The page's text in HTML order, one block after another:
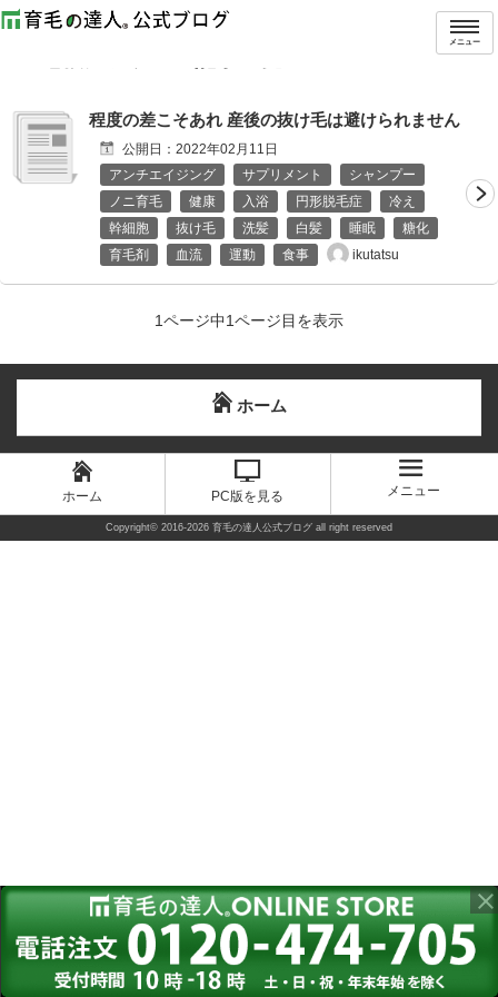
メニュー
トップ タグ：毛根にフケ
程度の差こそあれ 産後の抜け毛は避けられません
公開日： 2022年02月11日
アンチエイジング
サプリメント
シャンプー
ノニ育毛
健康 入浴 円形脱毛症
冷え
幹細胞
抜け毛 洗髪 白髪 睡眠
糖化
育毛剤
血流 運動 食事 ikutatsu
1ページ中1ページ目を表示
ホーム
ホーム PC版を見る メニュー
Copyright© 2016-2026 育毛の達人公式ブログ all right reserved